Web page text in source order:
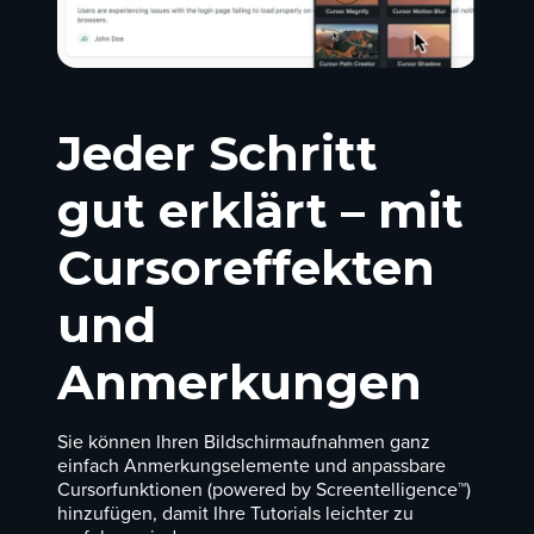
Jeder Schritt
gut erklärt – mit
Cursoreffekten
und
Anmerkungen
Sie können Ihren Bildschirmaufnahmen ganz
einfach Anmerkungselemente und anpassbare
Cursorfunktionen (powered by Screentelligence™)
hinzufügen, damit Ihre Tutorials leichter zu